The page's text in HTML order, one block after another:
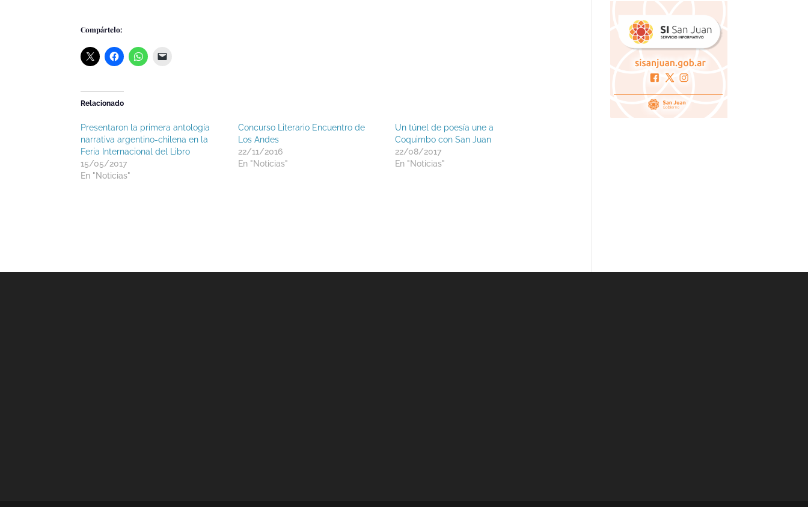
Compártelo:
Relacionado
Presentaron la primera antología
narrativa argentino-chilena en la
Feria Internacional del Libro
15/05/2017
En "Noticias"
Concurso Literario Encuentro de
Los Andes
22/11/2016
En "Noticias"
Un túnel de poesía une a
Coquimbo con San Juan
22/08/2017
En "Noticias"